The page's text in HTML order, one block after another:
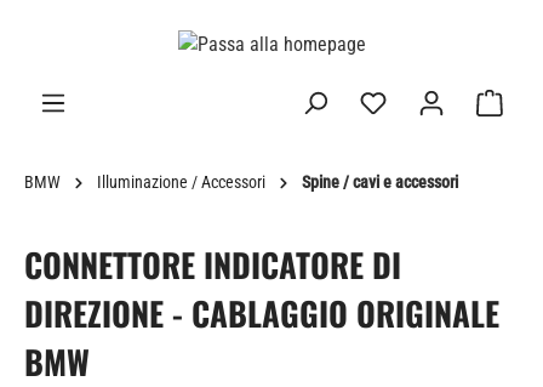
BMW Illuminazione / Accessori Spine / cavi e accessori
CONNETTORE INDICATORE DI
DIREZIONE - CABLAGGIO ORIGINALE
BMW